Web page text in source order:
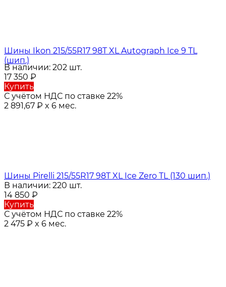
Шины Ikon 215/55R17 98T XL Autograph Ice 9 TL
(шип.)
В наличии: 202 шт.
17 350 ₽
Купить
С учётом НДС по ставке 22%
2 891,67 ₽ x 6 мес.
Шины Pirelli 215/55R17 98T XL Ice Zero TL (130 шип.)
В наличии: 220 шт.
14 850 ₽
Купить
С учётом НДС по ставке 22%
2 475 ₽ x 6 мес.